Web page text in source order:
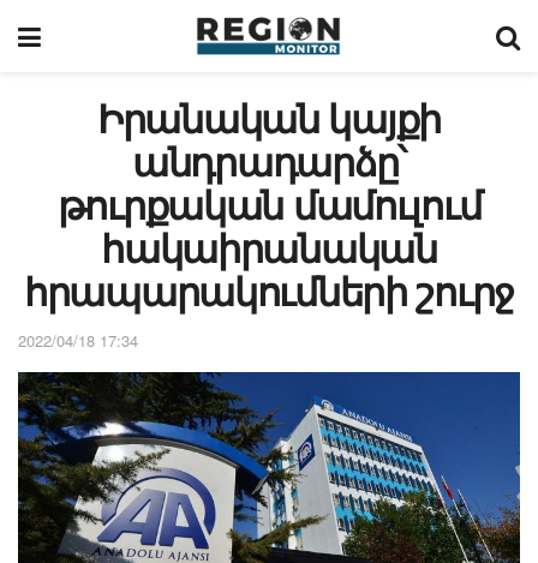
Իրանական կայքի
անդրադարձը՝
թուրքական մամուլում
հակաիրանական
հրապարակումների շուրջ
2022/04/18 17:34